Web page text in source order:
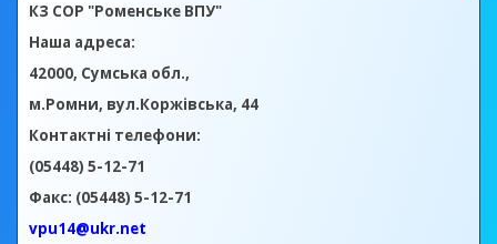
КЗ СОР "Роменське ВПУ"
Наша адреса:
42000, Сумська обл.,
м.Ромни, вул.Коржівська, 44
Контактні телефони:
(05448) 5-12-71
Факс: (05448) 5-12-71
vpu14@ukr.net